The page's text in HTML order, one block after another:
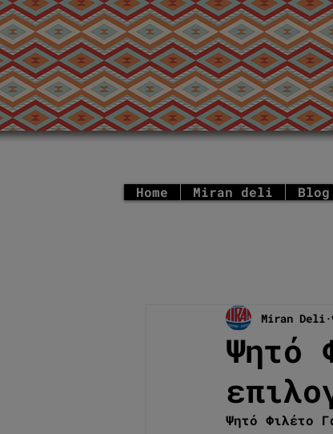
Home Miran deli Blog
Ψητό
Miran Deli
Ψητό Φιλέτο